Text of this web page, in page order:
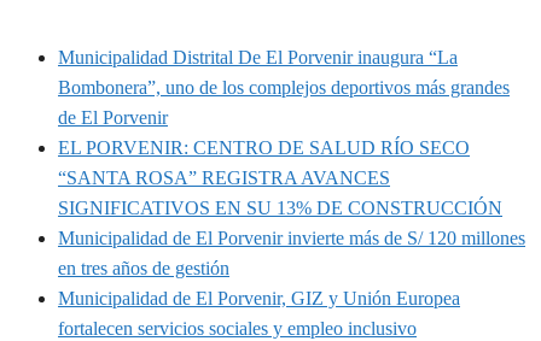
Municipalidad Distrital De El Porvenir inaugura “La
Bombonera”, uno de los complejos deportivos más grandes
de El Porvenir
EL PORVENIR: CENTRO DE SALUD RÍO SECO
“SANTA ROSA” REGISTRA AVANCES
SIGNIFICATIVOS EN SU 13% DE CONSTRUCCIÓN
Municipalidad de El Porvenir invierte más de S/ 120 millones
en tres años de gestión
Municipalidad de El Porvenir, GIZ y Unión Europea
fortalecen servicios sociales y empleo inclusivo